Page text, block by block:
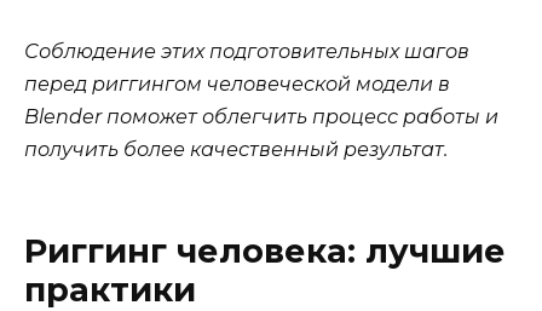
Соблюдение этих подготовительных шагов
перед риггингом человеческой модели в
Blender поможет облегчить процесс работы и
получить более качественный результат.
Риггинг человека: лучшие
практики